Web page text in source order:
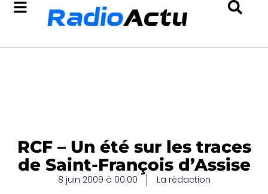
RCF – Un été sur les traces
de Saint-François d’Assise
8 juin 2009 à 00:00 La rédaction